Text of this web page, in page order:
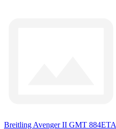
Breitling Avenger II GMT 884ETA